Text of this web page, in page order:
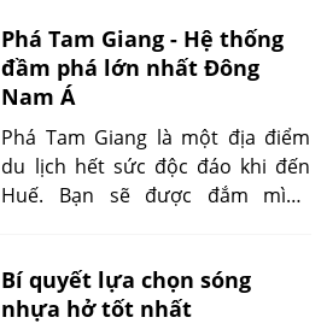
tiện lợi và chất lượng,
Phá Tam Giang - Hệ thống
đầm phá lớn nhất Đông
Nam Á
Phá Tam Giang là một địa điểm
du lịch hết sức độc đáo khi đến
Huế. Bạn sẽ được đắm mình
Bí quyết lựa chọn sóng
nhựa hở tốt nhất